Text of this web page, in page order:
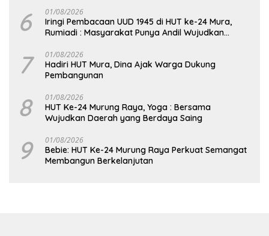
6 01/08/2026
Iringi Pembacaan UUD 1945 di HUT ke-24 Mura,
Rumiadi : Masyarakat Punya Andil Wujudkan
7 01/08/2026
Hadiri HUT Mura, Dina Ajak Warga Dukung
Pembangunan
8 01/08/2026
HUT Ke-24 Murung Raya, Yoga : Bersama
Wujudkan Daerah yang Berdaya Saing
9 01/08/2026
Bebie: HUT Ke-24 Murung Raya Perkuat Semangat
Membangun Berkelanjutan